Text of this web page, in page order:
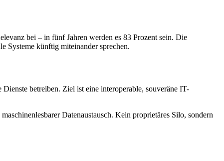
bei – in fünf Jahren werden es 83 Prozent sein. Die
Systeme künftig miteinander sprechen.
betreiben. Ziel ist eine interoperable, souveräne IT-
Datenaustausch. Kein proprietäres Silo, sondern